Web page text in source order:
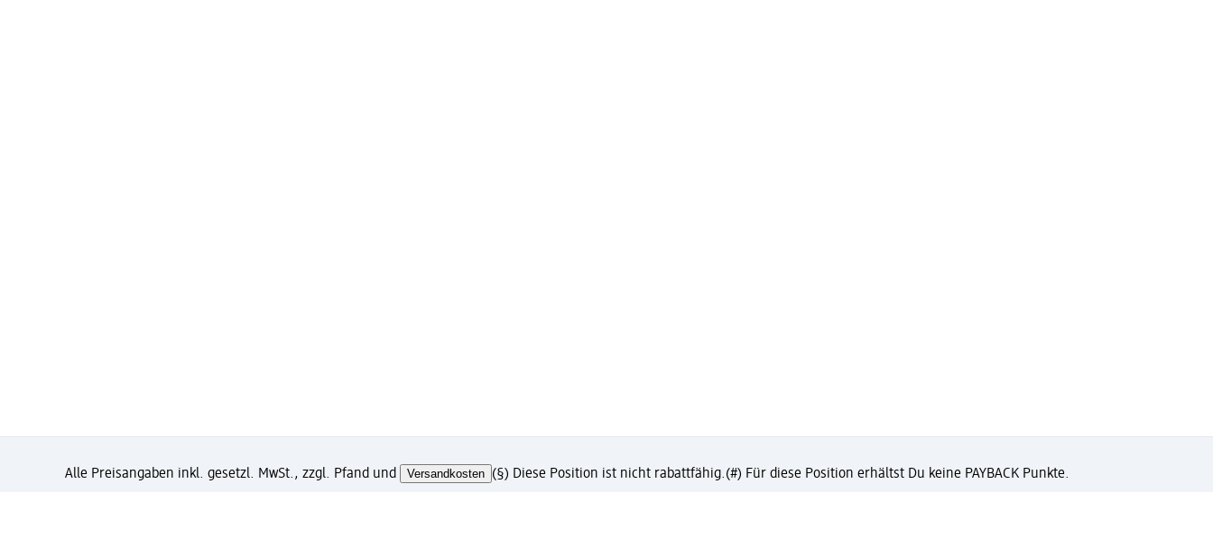
Alle Preisangaben inkl. gesetzl. MwSt., zzgl. Pfand und Versandkosten (§) Diese Position ist nicht rabattfähig.(#) Für diese Position erhältst Du keine PAYBACK Punkte.